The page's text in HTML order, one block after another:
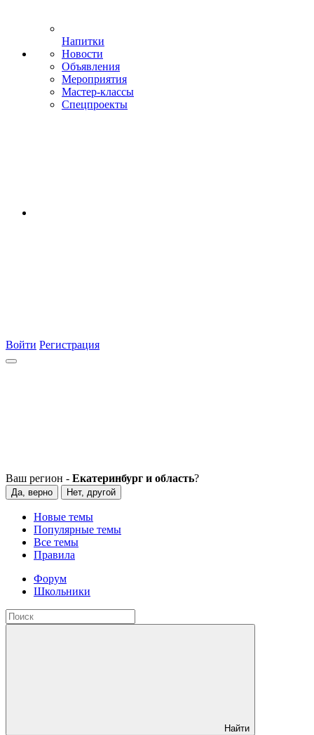
Напитки
Новости
Объявления
Мероприятия
Мастер-классы
Спецпроекты
Войти Регистрация
Ваш регион - Екатеринбург и область?
Да, верно Нет, другой
Новые темы
Популярные темы
Все темы
Правила
Форум
Школьники
Найти